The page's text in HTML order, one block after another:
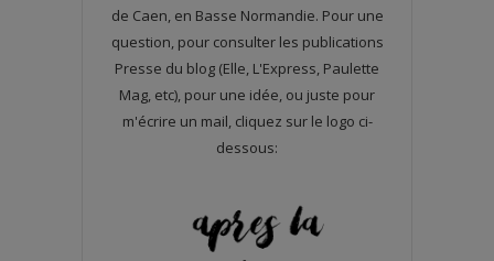
de Caen, en Basse Normandie. Pour une
question, pour consulter les publications
Presse du blog (Elle, L'Express, Paulette
Mag, etc), pour une idée, ou juste pour
m'écrire un mail, cliquez sur le logo ci-
dessous: